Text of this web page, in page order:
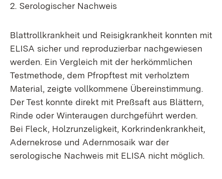
2. Serologischer Nachweis
Blattrollkrankheit und Reisigkrankheit konnten mit
ELISA sicher und reproduzierbar nachgewiesen
werden. Ein Vergleich mit der herkömmlichen
Testmethode, dem Pfropftest mit verholztem
Material, zeigte vollkommene Übereinstimmung.
Der Test konnte direkt mit Preßsaft aus Blättern,
Rinde oder Winteraugen durchgeführt werden.
Bei Fleck, Holzrunzeligkeit, Korkrindenkrankheit,
Adernekrose und Adernmosaik war der
serologische Nachweis mit ELISA nicht möglich.